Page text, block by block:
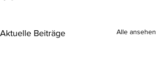
Aktuelle Beiträge Alle ansehen